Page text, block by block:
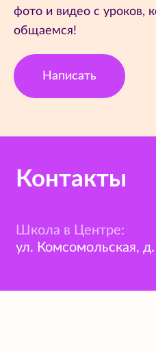
фото и видео с уроков,
общаемся!
Написать
Контакты
Школа в Центре:
ул. Комсомольская,